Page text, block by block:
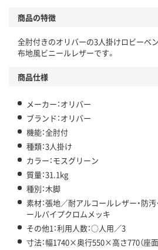
商品の特徴
全肘付きのオリバーの3人掛けロビーベ
布地風ビニールレザーです。
商品仕様
メーカー：オリバー
ブランド：オリバー
機能：全肘付
種類：3人掛け
カラー：モスグリーン
質量：31.1kg
種別：木脚
素材：張地／耐アルコールレザー・防
ールパイプクロムメッキ
その他1：利用人数：○人用／3
寸法：幅1740×奥行550×高さ770（座